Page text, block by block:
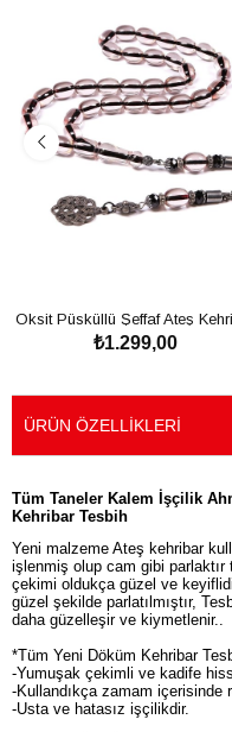
Oksit Püsküllü Şeffaf Ateş
Tesbih
₺1.299,00
ÜRÜN ÖZELLIKLERI
Tüm Taneler Kalem İşçilik
Kehribar Tesbih
Yeni malzeme Ateş kehribar
işlenmiş olup cam gibi
çekimi oldukça güzel ve
güzel şekilde parlatılmıştır,
daha güzelleşir ve kiymetlenir..
*Tüm Yeni Döküm Kehribar
-Yumuşak çekimli ve kadife
-Kullandıkça zamam içerisinde
-Usta ve hatasız işçilikdir.